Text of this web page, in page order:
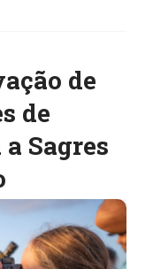
de
de
Sagres